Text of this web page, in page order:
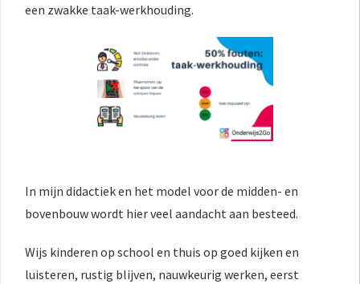
een zwakke taak-werkhouding.
In mijn didactiek en het model voor de midden- en
bovenbouw wordt hier veel aandacht aan besteed.
Wijs kinderen op school en thuis op goed kijken en
luisteren, rustig blijven, nauwkeurig werken, eerst